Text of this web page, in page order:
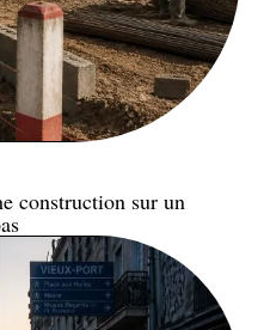
construction sur un